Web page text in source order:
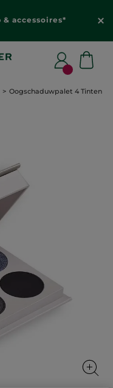
accessoires*
Oogschaduwpalet 4 Tinten